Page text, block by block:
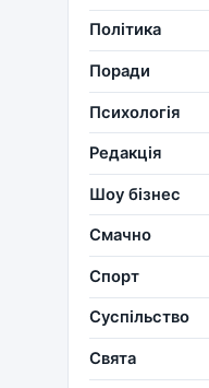
Політика
Поради
Психологія
Редакція
Шоу бізнес
Смачно
Спорт
Суспільство
Свята